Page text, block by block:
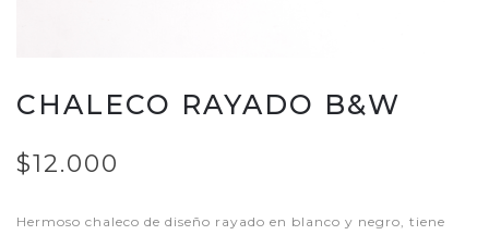
CHALECO RAYADO B&W
$12.000
Hermoso chaleco de diseño rayado en blanco y negro, tiene